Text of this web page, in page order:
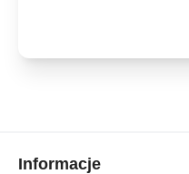
Informacje